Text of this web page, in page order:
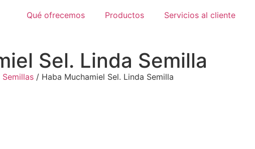
Qué ofrecemos Productos Servicios al cliente
Sel. Linda Semilla
Semillas / Haba Muchamiel Sel. Linda Semilla